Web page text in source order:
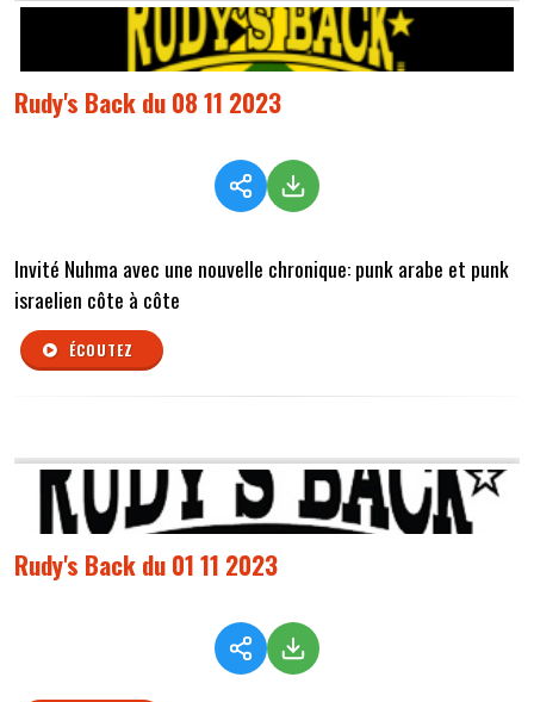
Rudy's Back du 08 11 2023
Invité Nuhma avec une nouvelle chronique: punk arabe et punk
israelien côte à côte
ÉCOUTEZ
Rudy's Back du 01 11 2023